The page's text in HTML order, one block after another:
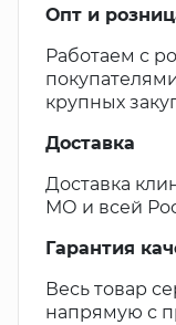
Опт и
Работаем с
крупных
Доставка
Доставка
МО и всей
Гарантия
Весь товар
напрямую с